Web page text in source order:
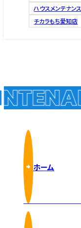
ハウスメンテナン
チカラもち愛知店
ホーム